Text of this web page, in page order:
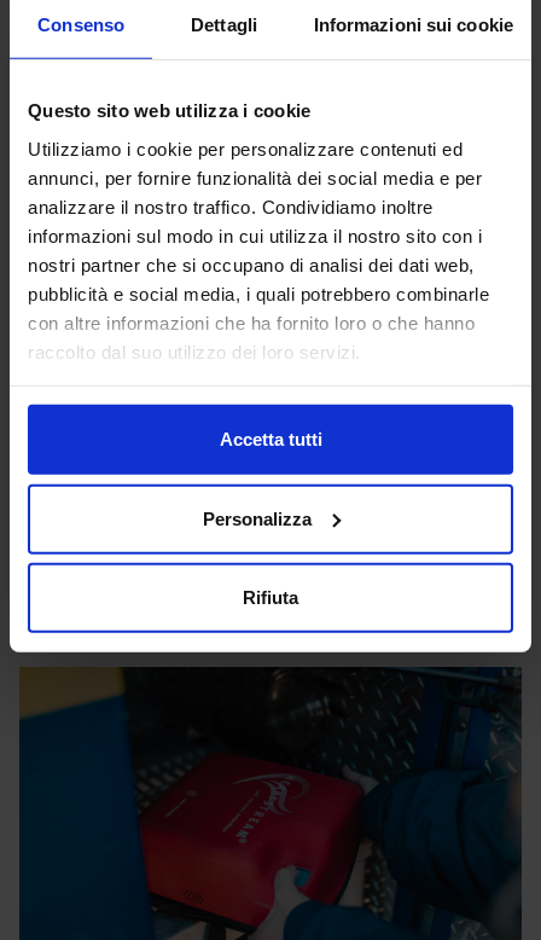
Consenso Dettagli Informazioni sui cookie
Questo sito web utilizza i cookie
Utilizziamo i cookie per personalizzare contenuti ed
annunci, per fornire funzionalità dei social media e per
analizzare il nostro traffico. Condividiamo inoltre
informazioni sul modo in cui utilizza il nostro sito con i
nostri partner che si occupano di analisi dei dati web,
pubblicità e social media, i quali potrebbero combinarle
con altre informazioni che ha fornito loro o che hanno
raccolto dal suo utilizzo dei loro servizi.
Accetta tutti
Personalizza
Rifiuta
08/04/2025
News
Ilva/Infortuni, la Corte europea condanna
condannato l’Italia per non aver condotto un’indagine
efficace sulla...